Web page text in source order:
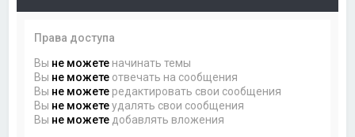
Права доступа
Вы не можете начинать темы
Вы не можете отвечать на сообщения
Вы не можете редактировать свои сообщения
Вы не можетеудалять свои сообщения
Вы не можете добавлять вложения